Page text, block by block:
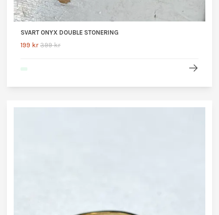
SVART ONYX DOUBLE STONERING
199 kr399 kr